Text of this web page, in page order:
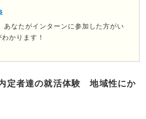
あなたがインターンに参加した方がい
かります！
定者達の就活体験 地域性にか